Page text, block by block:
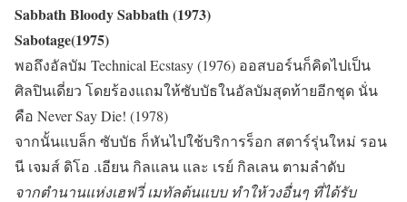
Sabbath Bloody Sabbath (1973)
Sabotage(1975)
พอถึงอัลบัม Technical Ecstasy (1976) ออสบอร์นก็คิดไปเป็น
ศิลปินเดี่ยว โดยร้องแถมให้ซับบัธในอัลบัมสุดท้ายอีกชุด นั่น
คือ Never Say Die! (1978)
จากนั้นแบล็ก ซับบัธ ก็หันไปใช้บริการร็อก สตาร์รุ่นใหม่ รอน
นี เจมส์ ดิโอ .เอียน กิลแลน และ เรย์ กิลเลน ตามลำดับ
จากตำนานแห่งเฮฟวี่ เมทัลต้นแบบ ทำให้วงอื่นๆ ที่ได้รับ